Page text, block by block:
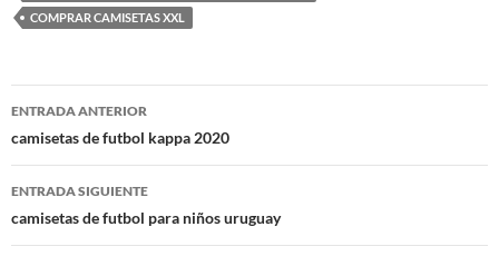
COMPRAR CAMISETAS XXL
Navegación
de
entradas
ENTRADA ANTERIOR
camisetas de futbol kappa 2020
ENTRADA SIGUIENTE
camisetas de futbol para niños uruguay